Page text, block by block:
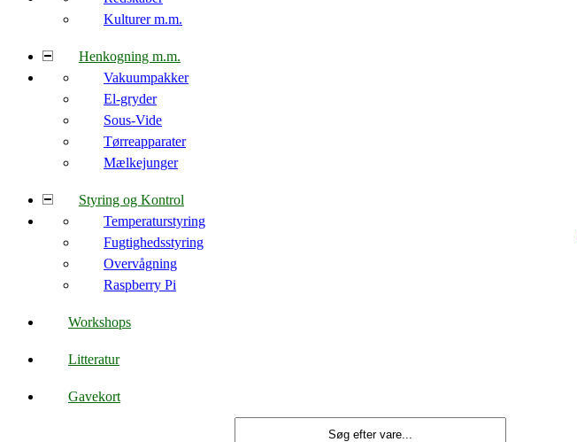
Kulturer m.m.
Henkogning m.m.
Vakuumpakker
El-gryder
Sous-Vide
Tørreapparater
Mælkejunger
Styring og Kontrol
Temperaturstyring
Fugtighedsstyring
Overvågning
Raspberry Pi
Workshops
Litteratur
Gavekort